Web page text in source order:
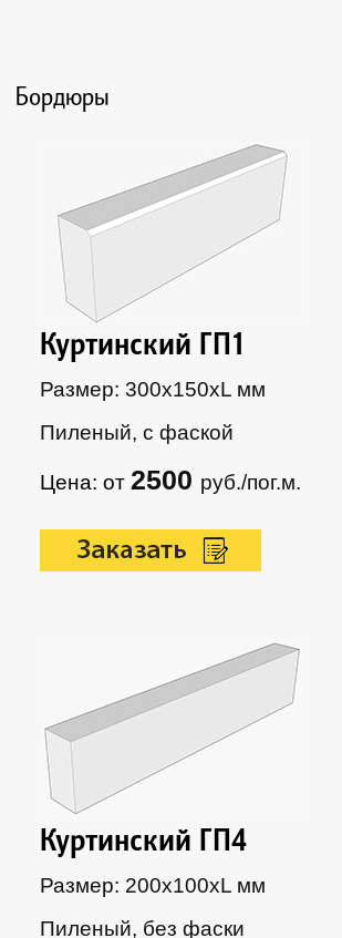
Бордюры
Куртинский ГП1
Размер: 300х150xL мм
Пиленый, с фаской
Цена: от2500 руб./пог.м.
Куртинский ГП4
Размер: 200х100xL мм
Пиленый, без фаски